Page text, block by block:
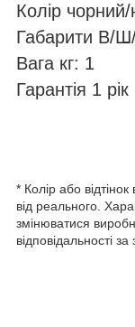
Колір
Габарити В/
Вага кг: 1
Гарантія 1 рік
* Колір або
від реального.
змінюватися
відповідальності